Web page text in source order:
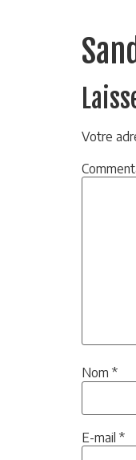
Votre
Nom *
E-mail *